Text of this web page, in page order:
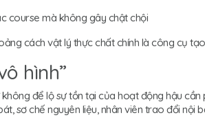
course mà không gây chật chội
cách vật lý thực chất chính là công cụ
hình”
để lộ sự tồn tại của hoạt động hậu cần
sơ chế nguyên liệu, nhân viên trao đổi nội